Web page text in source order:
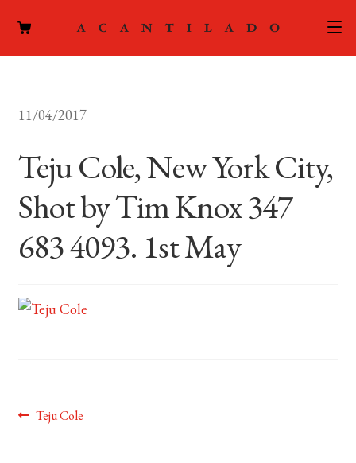
menú
hijo
ACTUALIDAD
el
PODCAST
LA EDITORIAL
11/04/2017
Teju Cole, New York City,
Shot by Tim Knox 347
683 4093. 1st May
Navegación
Anterior:
Teju Cole